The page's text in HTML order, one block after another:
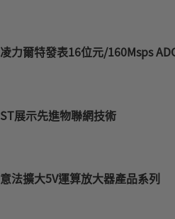
凌力爾特發表16位元/160Msps
ST展示先進物聯網技術
意法擴大5V運算放大器產品系列